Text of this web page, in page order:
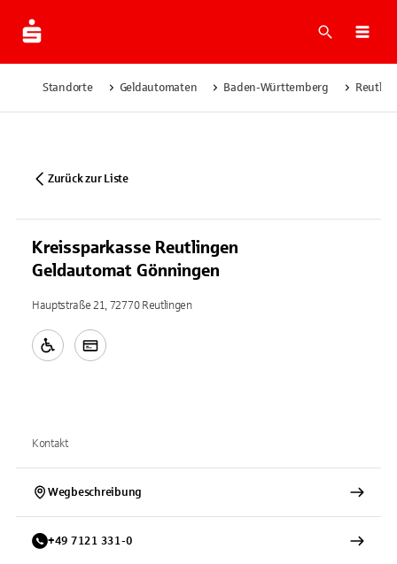
Suche
Standorte Geldautomaten Baden-Württemberg
Zurück zur Liste
Kreissparkasse Reutlingen
Geldautomat Gönningen
Hauptstraße 21, 72770 Reutlingen
Kontakt
Wegbeschreibung
+49 7121 331-0